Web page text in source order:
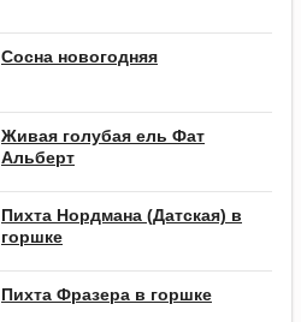
Сосна новогодняя
Живая голубая ель Фат
Альберт
Пихта Нордмана (Датская) в
горшке
Пихта Фразера в горшке